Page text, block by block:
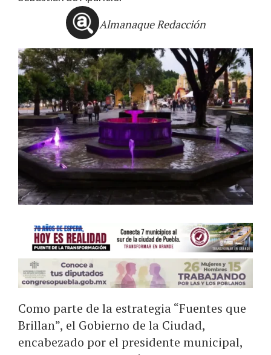
Almanaque Redacción
Como parte de la estrategia “Fuentes que
Brillan”, el Gobierno de la Ciudad,
encabezado por el presidente municipal,